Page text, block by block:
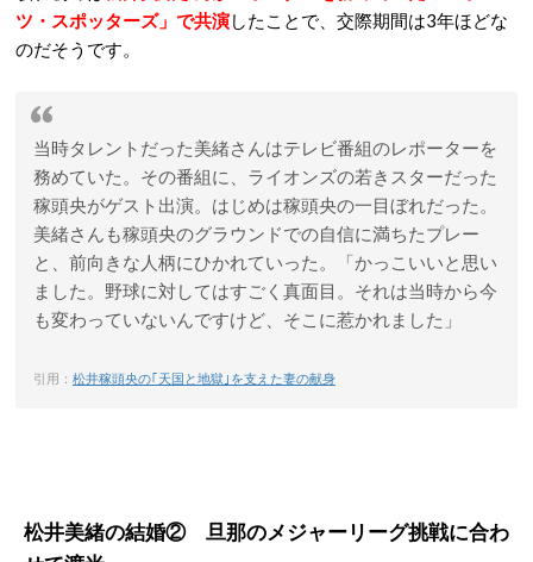
ツ・スポッターズ」で共演したことで、交際期間は3年ほどな
のだそうです。
当時タレントだった美緒さんはテレビ番組のレポーターを
務めていた。その番組に、ライオンズの若きスターだった
稼頭央がゲスト出演。はじめは稼頭央の一目ぼれだった。
美緒さんも稼頭央のグラウンドでの自信に満ちたプレー
と、前向きな人柄にひかれていった。「かっこいいと思い
ました。野球に対してはすごく真面目。それは当時から今
も変わっていないんですけど、そこに惹かれました」
引用： 松井稼頭央の｢天国と地獄｣を支えた妻の献身
松井美緒の結婚② 旦那のメジャーリーグ挑戦に合わ